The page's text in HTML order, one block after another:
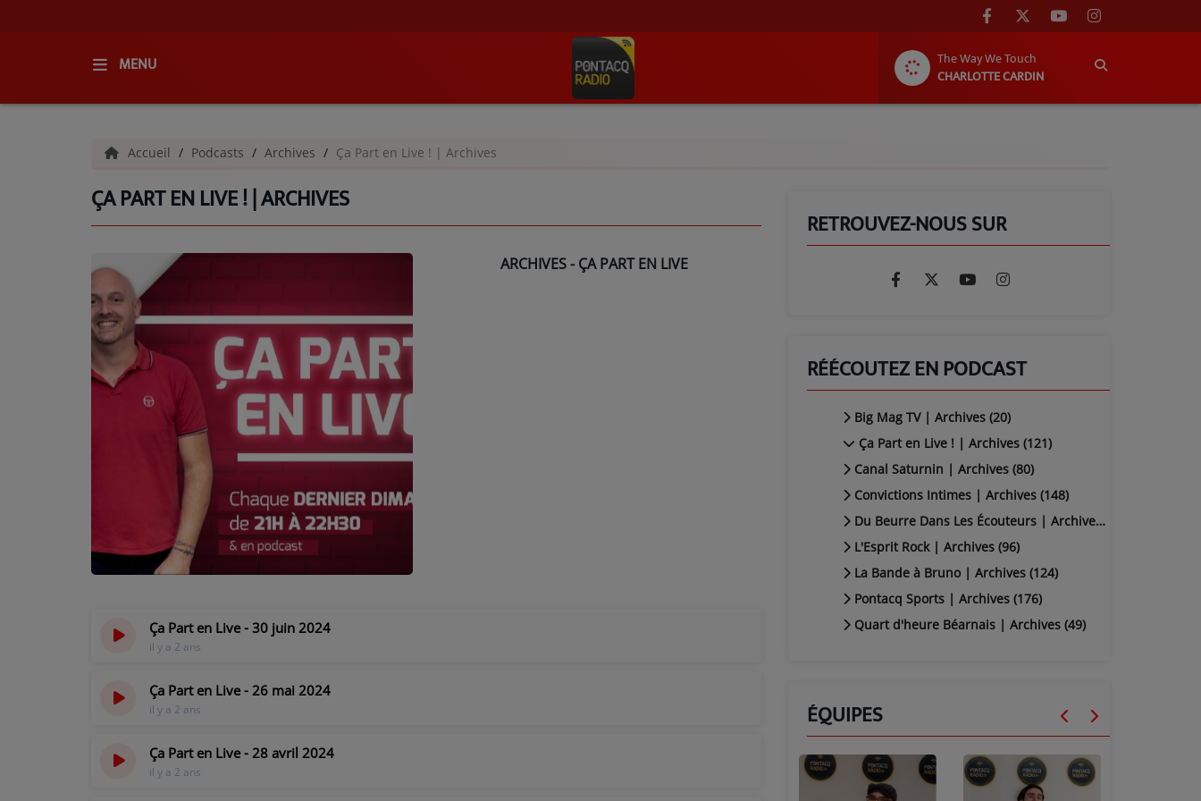
MENU
The Way We Touch
CHARLOTTE CARDIN
QUI SOMMES-NOUS ?
GRILLE DES PROGRAMMES
C'ÉTAIT QUOI CE TITRE ?
PODCASTS - SAISON 2026/2027
VOTRE PUBLICITÉ SUR PONTACQ RADIO
EN QUOI ÇA CONSISTE ?
Accueil Podcasts Archives Ça Part en Live ! | Archives
ÇA PART EN LIVE ! | ARCHIVES
ARCHIVES - ÇA PART EN LIVE
Ça Part en Live - 30 juin 2024
il y a 2 ans
Ça Part en Live - 26 mai 2024
il y a 2 ans
Ça Part en Live - 28 avril 2024
il y a 2 ans
RETROUVEZ-NOUS SUR
RÉÉCOUTEZ EN PODCAST
Big Mag TV | Archives (20)
Ça Part en Live ! | Archives (121)
Canal Saturnin | Archives (80)
Convictions Intimes | Archives (148)
Du Beurre Dans Les Écouteurs | Archives (94)
L'Esprit Rock | Archives (96)
La Bande à Bruno | Archives (124)
Pontacq Sports | Archives (176)
Quart d'heure Béarnais | Archives (49)
ÉQUIPES